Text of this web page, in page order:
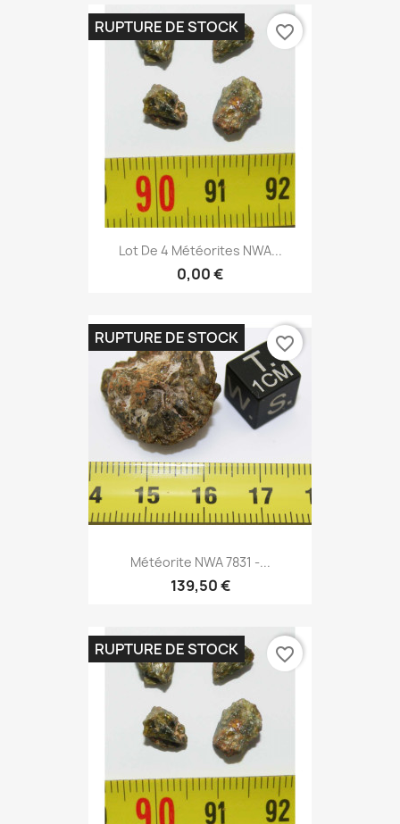
Lot De 4 Météorites NWA...
0,00 €
RUPTURE DE STOCK favorite_border
Météorite NWA 7831 -...
139,50 €
RUPTURE DE STOCK favorite_border
RUPTURE DE STOCK favorite_border